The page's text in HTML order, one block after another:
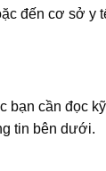
đến cơ sở y
bạn cần đọc
tin bên dưới.